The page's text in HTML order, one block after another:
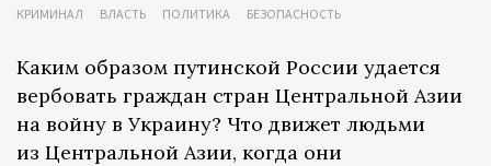
КРИМИНАЛ ВЛАСТЬ ПОЛИТИКА БЕЗОПАСНОСТЬ
Каким образом путинской России удается
вербовать граждан стран Центральной Азии
на войну в Украину? Что движет людьми
из Центральной Азии, когда они